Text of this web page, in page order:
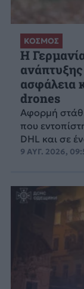
ΚΟΣΜΟΣ
Η
ασφάλεια
drones
Αφορμή
που
DHL και σε
9 ΑΥΓ. 2026,